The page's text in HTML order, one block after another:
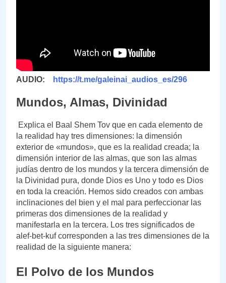
AUDIO: https://t.me/galeinai_audios_es/296
Mundos, Almas, Divinidad
Explica el Baal Shem Tov que en cada elemento de
la realidad hay tres dimensiones: la dimensión
exterior de «mundos», que es la realidad creada; la
dimensión interior de las almas, que son las almas
judías dentro de los mundos y la tercera dimensión de
la Divinidad pura, donde Dios es Uno y todo es Dios
en toda la creación. Hemos sido creados con ambas
inclinaciones del bien y el mal para perfeccionar las
primeras dos dimensiones de la realidad y
manifestarla en la tercera. Los tres significados de
alef-bet-kuf corresponden a las tres dimensiones de la
realidad de la siguiente manera:
El Polvo de los Mundos